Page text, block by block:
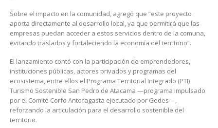
Sobre el impacto en la comunidad, agregó que “este proyecto
aporta directamente al desarrollo local, ya que permitirá que las
empresas puedan acceder a estos servicios dentro de la comuna,
evitando traslados y fortaleciendo la economía del territorio”.
El lanzamiento contó con la participación de emprendedores,
instituciones públicas, actores privados y programas del
ecosistema, entre ellos el Programa Territorial Integrado (PTI)
Turismo Sostenible San Pedro de Atacama —programa impulsado
por el Comité Corfo Antofagasta ejecutado por Gedes—,
reforzando la articulación para el desarrollo sostenible del
territorio.